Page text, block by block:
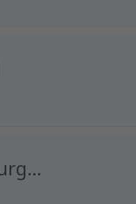
Salzburg, W. A. Mozart
Edinburgh Edinburgh Airport